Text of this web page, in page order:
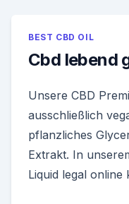
BEST CBD OIL
Cbd lebend
Unsere CBD
ausschließlich
pflanzliches
Extrakt. In
Liquid legal online